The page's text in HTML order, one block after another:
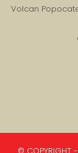
Volcan
©